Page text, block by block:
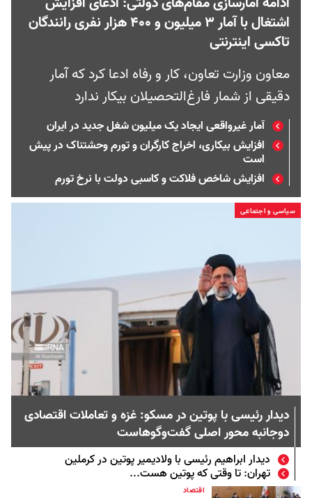
اشتغال با آمار ۳ میلیون و ۴۰۰ هزار نفری رانندگان
تاکسی اینترنتی
معاون وزارت تعاون، کار و رفاه ادعا کرد که آمار
دقیقی از شمار فارغ‌التحصیلان بیکار ندارد
آمار غیرواقعی ایجاد یک میلیون شغل جدید در ایران
افزایش بیکاری، اخراج کارگران و تورم وحشتناک در پیش
است
افزایش شاخص فلاکت و کاسبی دولت با نرخ تورم
سیاسی و اجتماعی
دیدار رئیسی با پوتین در مسکو: غزه و تعاملات اقتصادی
دوجانبه محور اصلی گفت‌وگوهاست
دیدار ابراهیم رئیسی با ولادیمیر پوتین در کرملین
تهران: تا وقتی که پوتین هست...
اقتصاد